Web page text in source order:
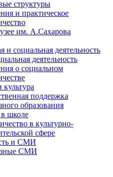
структуры
и практическое
им. А.Сахарова
и социальная деятельность
деятельность
о социальном
поддержка
образования
школе
в культурно-
сфере
и СМИ
СМИ